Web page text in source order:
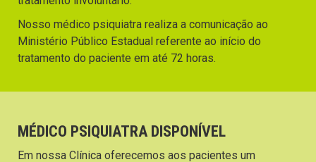
Nosso médico psiquiatra realiza a comunicação ao
Ministério Público Estadual referente ao início do
tratamento do paciente em até 72 horas.
MÉDICO PSIQUIATRA DISPONÍVEL
Em nossa Clínica oferecemos aos pacientes um